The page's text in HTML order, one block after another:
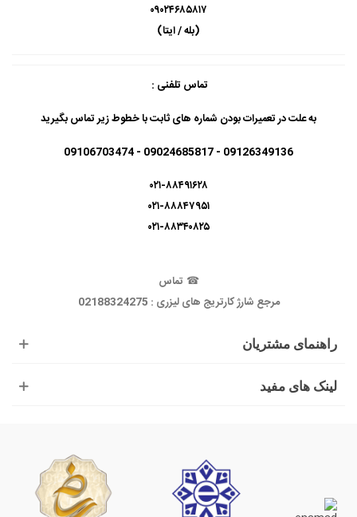
راهنمای مشتریان
لینک های مفید
۰۹۰۲۴۶۸۵۸۱۷
(بله / ایتا)
تماس تلفنی :
به علت در تعمیرات بودن شماره های ثابت با خطوط زیر تماس بگیرید
09126349136 - 09024685817 - 09106703474
۰۲۱-۸۸۴۹۱۶۲۸
۰۲۱-۸۸۸۴۷۹۵۱
۰۲۱-۸۸۳۴۰۸۲۵
☎ تماس
مرجع شارژ کارتریج های لیزری : 02188324275